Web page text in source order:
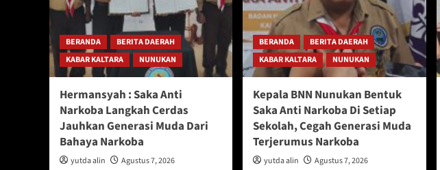
BERANDA
BERITA DAERAH
KABAR KALTARA
NUNUKAN
Hermansyah : Saka Anti
Narkoba Langkah Cerdas
Jauhkan Generasi Muda Dari
Bahaya Narkoba
yutda alin Agustus 7, 2026
BERANDA
BERITA DAERAH
KABAR KALTARA
NUNUKAN
Kepala BNN Nunukan Bentuk
Saka Anti Narkoba Di Setiap
Sekolah, Cegah Generasi Muda
Terjerumus Narkoba
yutda alin Agustus 7, 2026